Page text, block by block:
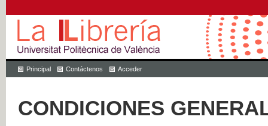
Principal Contáctenos Acceder
CONDICIONES